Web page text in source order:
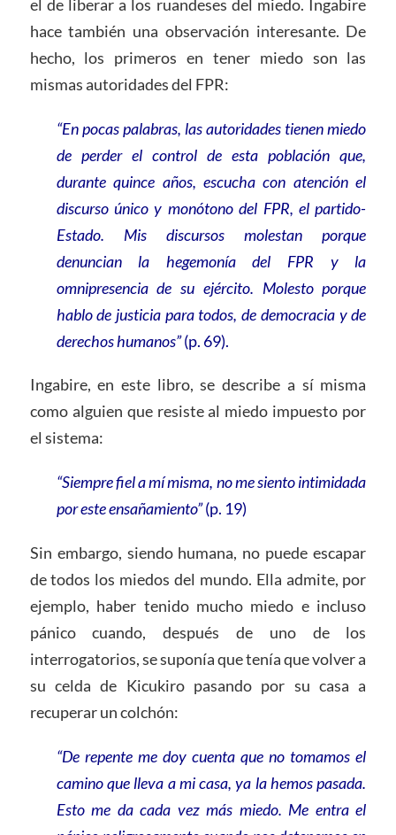
el de liberar a los ruandeses del miedo. Ingabire
hace también una observación interesante. De
hecho, los primeros en tener miedo son las
mismas autoridades del FPR:
“En pocas palabras, las autoridades tienen miedo
de perder el control de esta población que,
durante quince años, escucha con atención el
discurso único y monótono del FPR, el partido-
Estado. Mis discursos molestan porque
denuncian la hegemonía del FPR y la
omnipresencia de su ejército. Molesto porque
hablo de justicia para todos, de democracia y de
derechos humanos”(p. 69).
Ingabire, en este libro, se describe a sí misma
como alguien que resiste al miedo impuesto por
el sistema:
“Siempre fiel a mí misma, no me siento intimidada
por este ensañamiento”(p. 19)
Sin embargo, siendo humana, no puede escapar
de todos los miedos del mundo. Ella admite, por
ejemplo, haber tenido mucho miedo e incluso
pánico cuando, después de uno de los
interrogatorios, se suponía que tenía que volver a
su celda de Kicukiro pasando por su casa a
recuperar un colchón:
“De repente me doy cuenta que no tomamos el
camino que lleva a mi casa, ya la hemos pasada.
Esto me da cada vez más miedo. Me entra el